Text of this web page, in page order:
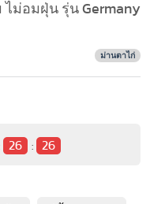
ม่อมฝุ่น รุ่น Germany
ม่านตาไก่
26 : 24